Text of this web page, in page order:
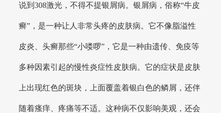
说到308激光，不得不提银屑病。银屑病，俗称“牛皮
癣”，是一种让人非常头疼的皮肤病。它不像脂溢性
皮炎、头癣那些“小喽啰”，它是一种由遗传、免疫等
多种因素引起的慢性炎症性皮肤病。它的症状是皮肤
上出现红色的斑块，上面覆盖着银白色的鳞屑，还伴
随着瘙痒、疼痛等不适。这种病不仅影响美观，还会